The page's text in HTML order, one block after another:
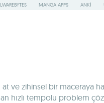
MANGA APPS ANKI
at ve zihinsel bir maceraya
hızlı tempolu problem